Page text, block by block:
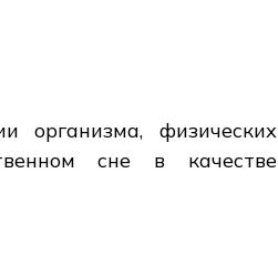
организма, физических
сне в качестве